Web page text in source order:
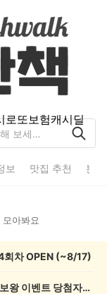
로또보험캐시딜
보 맛집 추천 분
아봐요
회차 OPEN (~8/17)
💰[당첨자 발표] 26회차 우리 동네 정보왕 이벤트 당첨자를 발표합니다!